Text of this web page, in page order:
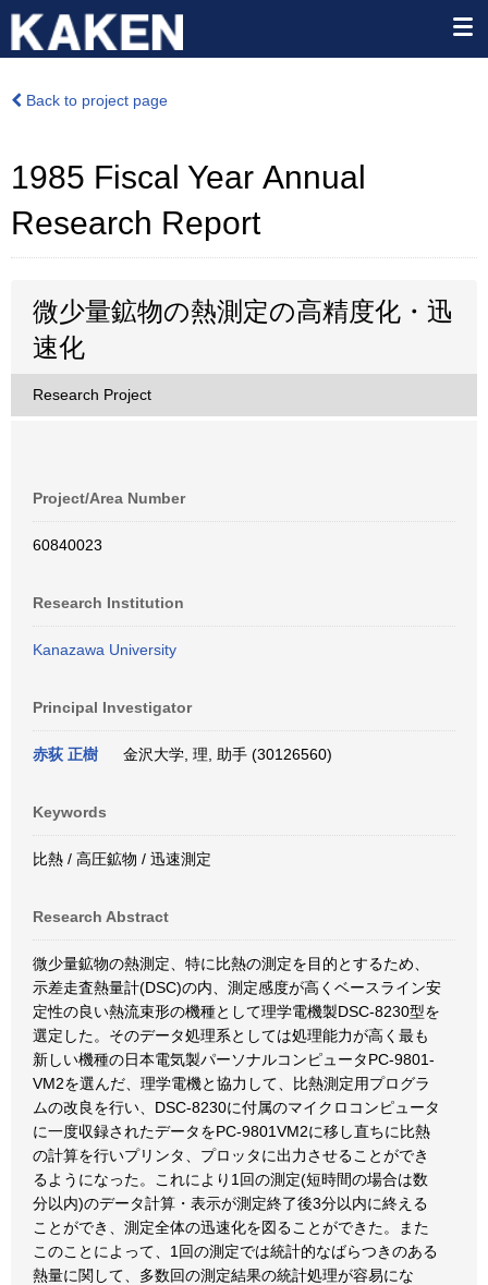
Back to project page
1985 Fiscal Year Annual
Research Report
微少量鉱物の熱測定の高精度化・迅
速化
Research Project
Project/Area Number
60840023
Research Institution
Kanazawa University
Principal Investigator
赤荻 正樹 金沢大学, 理, 助手 (30126560)
Keywords
比熱 / 高圧鉱物 / 迅速測定
Research Abstract
微少量鉱物の熱測定、特に比熱の測定を目的とするため、
示差走査熱量計(DSC)の内、測定感度が高くベースライン安
定性の良い熱流束形の機種として理学電機製DSC-8230型を
選定した。そのデータ処理系としては処理能力が高く最も
新しい機種の日本電気製パーソナルコンピュータPC-9801-
VM2を選んだ、理学電機と協力して、比熱測定用プログラ
ムの改良を行い、DSC-8230に付属のマイクロコンピュータ
に一度収録されたデータをPC-9801VM2に移し直ちに比熱
の計算を行いプリンタ、プロッタに出力させることができ
るようになった。これにより1回の測定(短時間の場合は数
分以内)のデータ計算・表示が測定終了後3分以内に終える
ことができ、測定全体の迅速化を図ることができた。また
このことによって、1回の測定では統計的なばらつきのある
熱量に関して、多数回の測定結果の統計処理が容易にな